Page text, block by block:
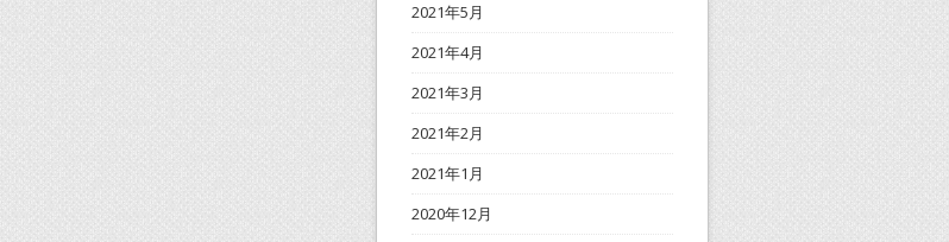
2021年5月
2021年4月
2021年3月
2021年2月
2021年1月
2020年12月